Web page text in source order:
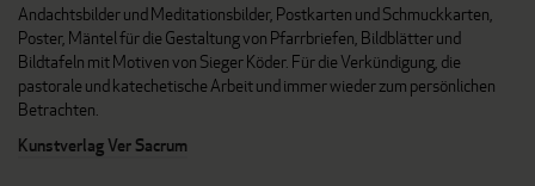
Andachtsbilder und Meditationsbilder, Postkarten und Schmuckkarten,
Poster, Mäntel für die Gestaltung von Pfarrbriefen, Bildblätter und
Bildtafeln mit Motiven von Sieger Köder. Für die Verkündigung, die
pastorale und katechetische Arbeit und immer wieder zum persönlichen
Betrachten.
Kunstverlag Ver Sacrum